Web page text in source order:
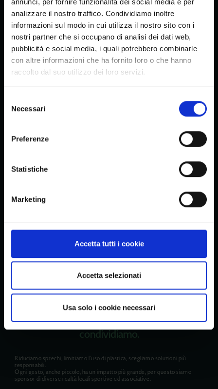
annunci, per fornire funzionalità dei social media e per
analizzare il nostro traffico. Condividiamo inoltre
informazioni sul modo in cui utilizza il nostro sito con i
nostri partner che si occupano di analisi dei dati web,
pubblicità e social media, i quali potrebbero combinarle
con altre informazioni che ha fornito loro o che hanno
raccolto dal suo utilizzo dei loro servizi.
delNecessari
Preferenze
Statistiche
Marketing
Accetta tutti i cookie
Accetta selezionati
Usa solo i cookie necessari
retail, industria, pubbliche amministrazioni, banche, servizi con la stessa
professionalità.
Global è una regia unica.
Global è innovare in modo concreto.
Negli strumenti digitali che coordinano. Nelle macchine che lavorano
Global è visione d’insieme e cura del
Significa esserci quando serve. Guardiamo il quadro completo, senza
quando ogni dettaglio è al posto giusto.
Global è attenzione al mondo che
condividiamo.
Riduciamo sprechi, limitiamo l’uso di plastica, scegliamo soluzioni più
responsabili.
Ogni gesto, anche piccolo, ha un impatto più grande, per questo siamo
sponsor di diverse realtà locali sportive ed associative.